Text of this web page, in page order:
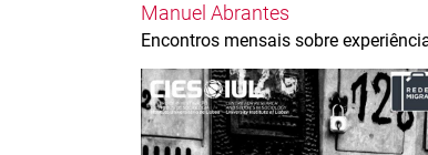
Manuel Abrantes
Encontros mensais sobre